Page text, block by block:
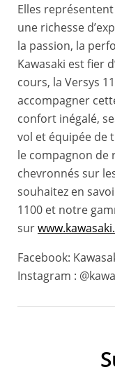
Elles
une richesse
la passion, la
Kawasaki est fier
cours, la Versys
accompagner
confort inégalé,
vol et équipée de
le compagnon de
chevronnés sur
souhaitez en
1100 et notre
sur
Facebook:
Instagram :